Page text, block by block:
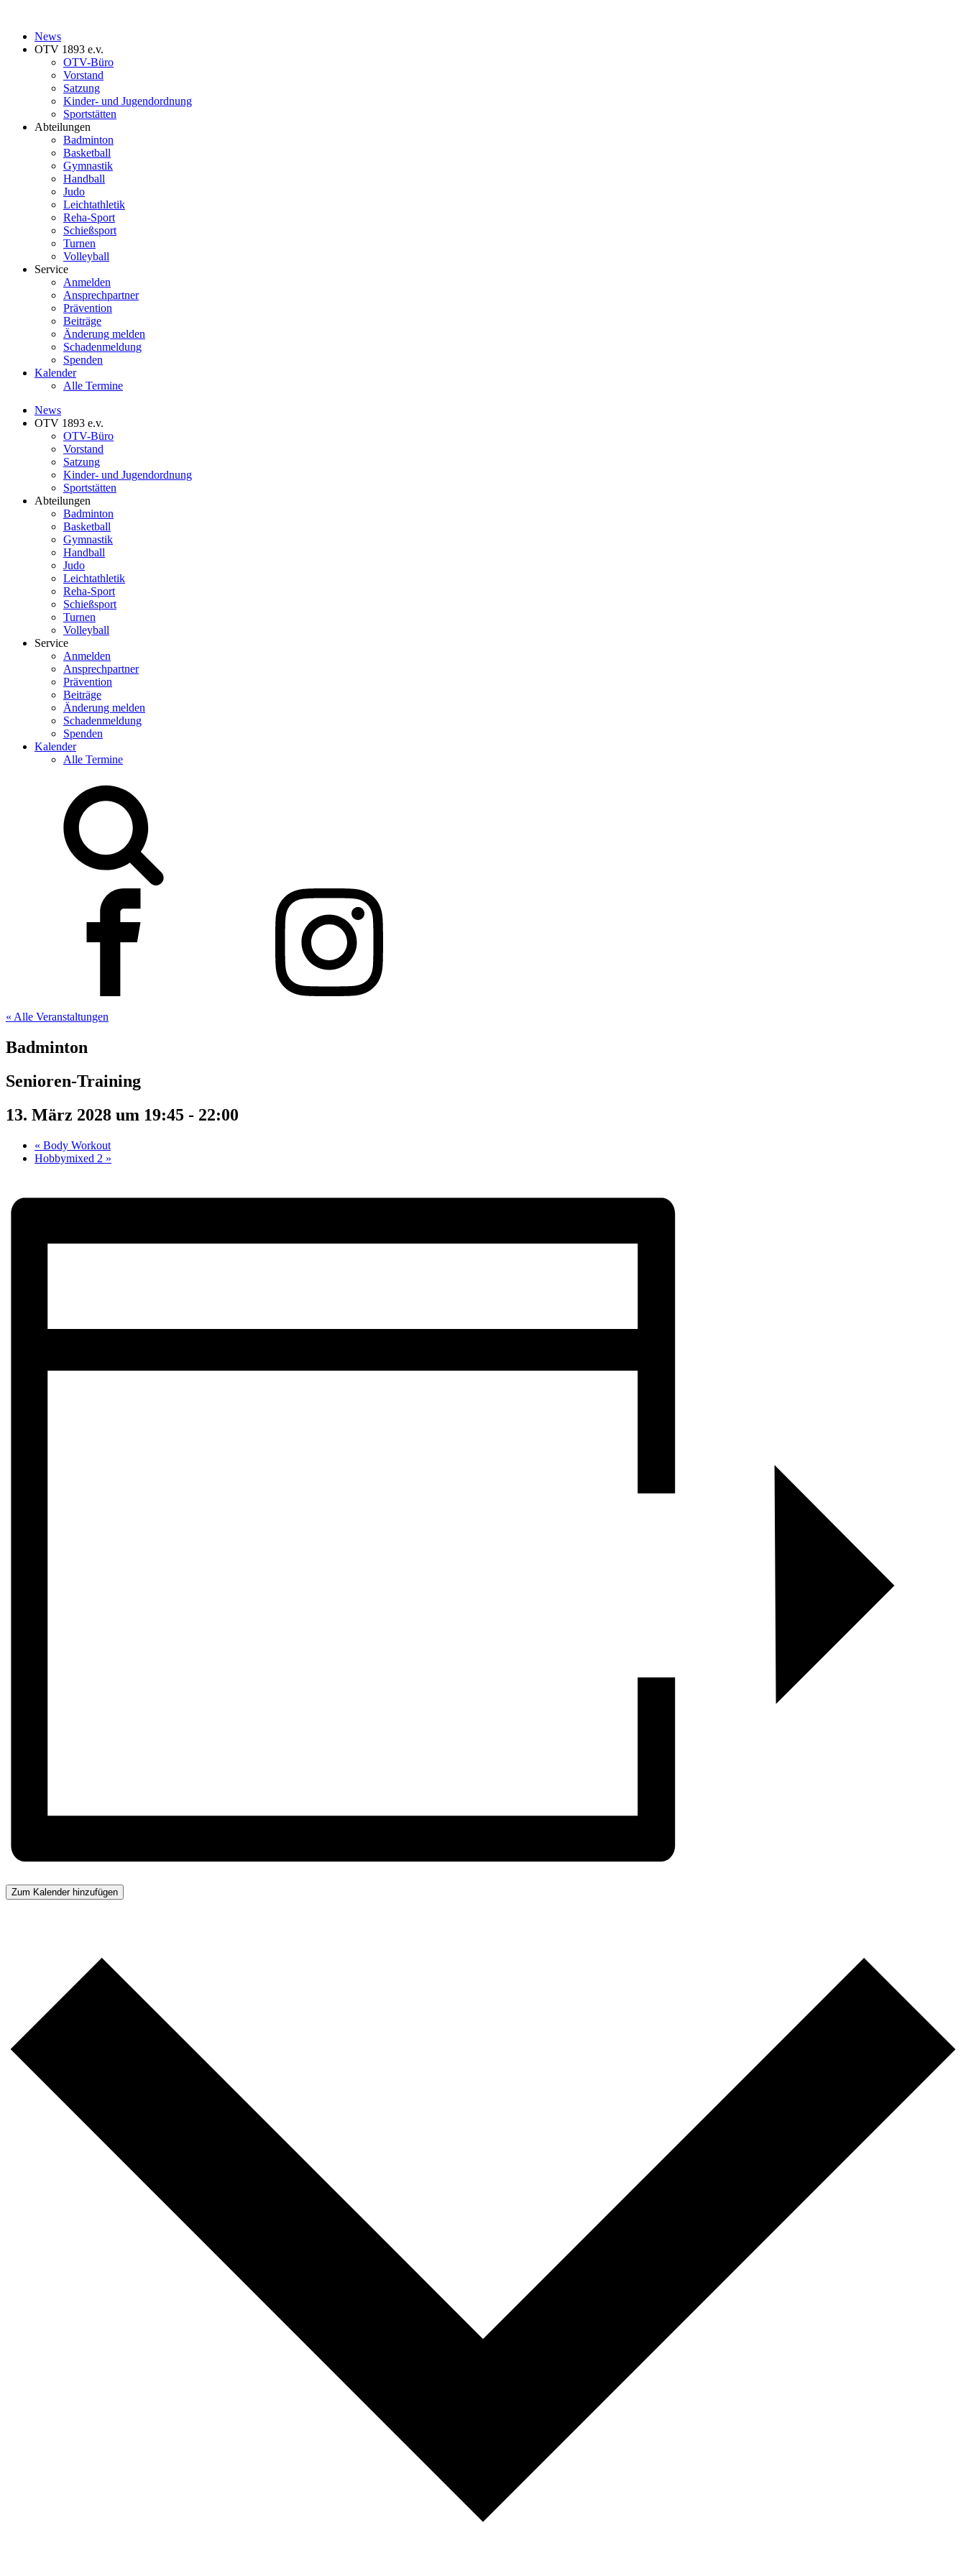
News
OTV 1893 e.v.
OTV-Büro
Vorstand
Satzung
Kinder- und Jugendordnung
Sportstätten
Abteilungen
Badminton
Basketball
Gymnastik
Handball
Judo
Leichtathletik
Reha-Sport
Schießsport
Turnen
Volleyball
Service
Anmelden
Ansprechpartner
Prävention
Beiträge
Änderung melden
Schadenmeldung
Spenden
Kalender
Alle Termine
News
OTV 1893 e.v.
OTV-Büro
Vorstand
Satzung
Kinder- und Jugendordnung
Sportstätten
Abteilungen
Badminton
Basketball
Gymnastik
Handball
Judo
Leichtathletik
Reha-Sport
Schießsport
Turnen
Volleyball
Service
Anmelden
Ansprechpartner
Prävention
Beiträge
Änderung melden
Schadenmeldung
Spenden
Kalender
Alle Termine
« Alle Veranstaltungen
Badminton
Senioren-Training
13. März 2028 um 19:45 - 22:00
« Body Workout
Hobbymixed 2 »
Zum Kalender hinzufügen